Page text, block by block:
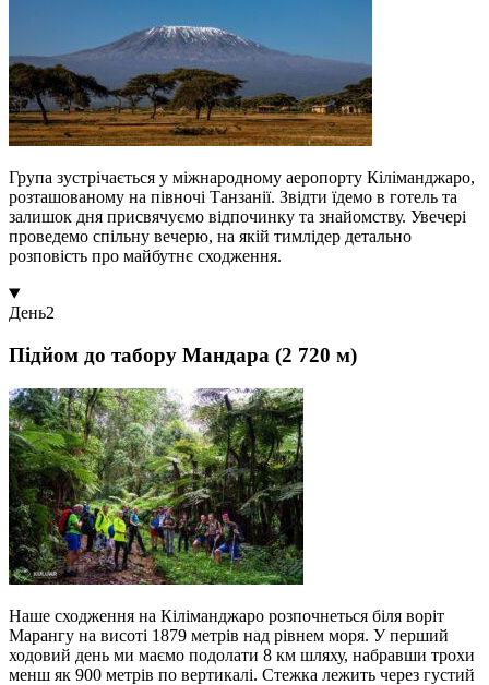
Група зустрічається у міжнародному аеропорту Кіліманджаро,
розташованому на півночі Танзанії. Звідти їдемо в готель та
залишок дня присвячуємо відпочинку та знайомству. Увечері
проведемо спільну вечерю, на якій тимлідер детально
розповість про майбутнє сходження.
День2
Підйом до табору Мандара (2 720 м)
Наше сходження на Кіліманджаро розпочнеться біля воріт
Марангу на висоті 1879 метрів над рівнем моря. У перший
ходовий день ми маємо подолати 8 км шляху, набравши трохи
менш як 900 метрів по вертикалі. Стежка лежить через густий